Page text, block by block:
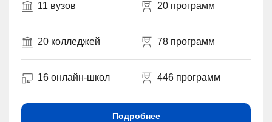
11 вузов 20 программ
20 колледжей 78 программ
16 онлайн-школ 446 программ
Подробнее